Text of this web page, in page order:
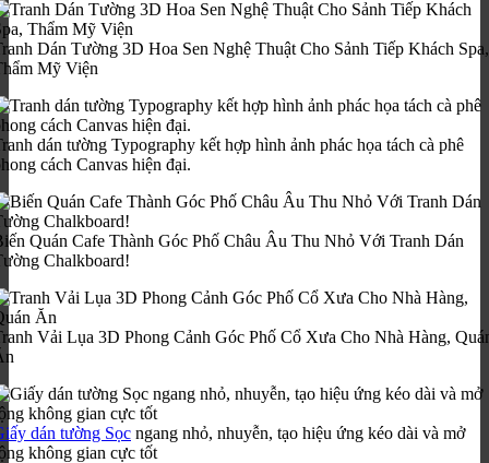
Dán Tường 3D Hoa Sen Nghệ Thuật Cho Sảnh Tiếp Khách Spa,
Mỹ Viện
dán tường Typography kết hợp hình ảnh phác họa tách cà phê
cách Canvas hiện đại.
Quán Cafe Thành Góc Phố Châu Âu Thu Nhỏ Với Tranh Dán
Chalkboard!
Vải Lụa 3D Phong Cảnh Góc Phố Cổ Xưa Cho Nhà Hàng,
dán tường Sọc ngang nhỏ, nhuyễn, tạo hiệu ứng kéo dài và mở
không gian cực tốt